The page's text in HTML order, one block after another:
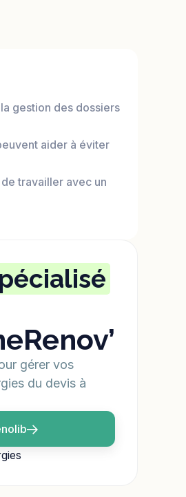
gestion des dossiers
aider à éviter
travailler avec un
gérer vos
du devis à